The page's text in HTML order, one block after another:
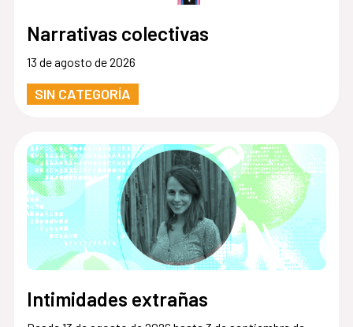
Narrativas colectivas
13 de agosto de 2026
SIN CATEGORÍA
Intimidades extrañas